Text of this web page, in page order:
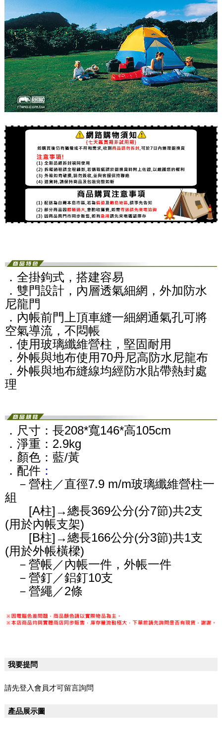
．全掛鉤式，搭建容易
．雙門設計，內層透氣細網，外加防水
尼龍門
．內帳前門上頂車縫一細網通氣孔可將
空氣導流，不悶帳
．使用玻璃纖維營柱，堅固耐用
．外帳與地布使用70丹尼高防水尼龍布
．外帳與地布縫線均經防水貼帶熱封處
理
．尺寸：長208*寬146*高105cm
．淨重：2.9kg
．顏色：藍/黃
．配件：
－營柱／直徑7.9 m/m玻璃纖維營柱一
組
[A柱]→總長369公分(分7節)共2支
(用於內帳支架)
[B柱]→總長166公分(分3節)共1支
(用於外帳橫樑)
－營帳／內帳一件，外帳一件
－營釘／鋁釘10支
－營繩／2條
我要提問
請先登入會員才可留言詢問
產品展示圖